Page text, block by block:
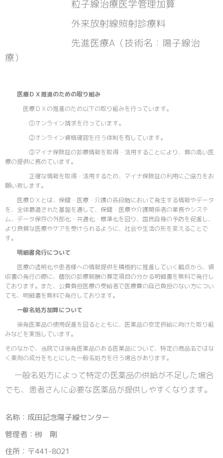
粒子線治療医学管理加算
外来放射線照射診療料
先進医療A（技術名：陽子線治
療）
医療ＤＸ推進のための取り組み
医療ＤＸの推進のため以下の取り組みを行っています。
①オンライン請求を行っています。
②オンライン資格確認を行う体制を有しています。
③マイナ保険証の診療情報を取得・活用することにより、質の高い医
療の提供に務めています。
正確な情報を取得・活用するため、マイナ保険証の利用にご協力をお
願い致します。
医療ＤＸとは、保健・医療・介護の各段階において発生する情報やデータ
を、全体最適された基盤を通して、保健・医療や介護関係者の業務やシステ
ム、データ保存の外部化・共通化・標準化を図り、国民自身の予防を促進し、
より良質な医療やケアを受けられるように、社会や生活の形を変えることで
す。
明細書発行について
医療の透明化や患者様への情報提供を積極的に推進していく観点から、領
収書の発行の際に、個別の診療報酬の算定項目の分かる明細書を無料で発行し
ております。また、公費負担医療の受給者で医療費の自己負担のない方につい
ても、明細書を無料で発行しております。
一般名処方加算について
後発医薬品の使用促進を図るとともに、医薬品の安定供給に向けた取り組
みなどを実施しています。
そのなかで、当院では後発医薬品のある医薬品について、特定の商品名ではな
く薬剤の成分をもとにした一般名処方を行う場合があります。
一般名処方によって特定の医薬品の供給が不足した場合
でも、患者さんに必要な医薬品が提供しやすくなります。
名称：成田記念陽子線センター
管理者：栁 剛
住所：〒441-8021